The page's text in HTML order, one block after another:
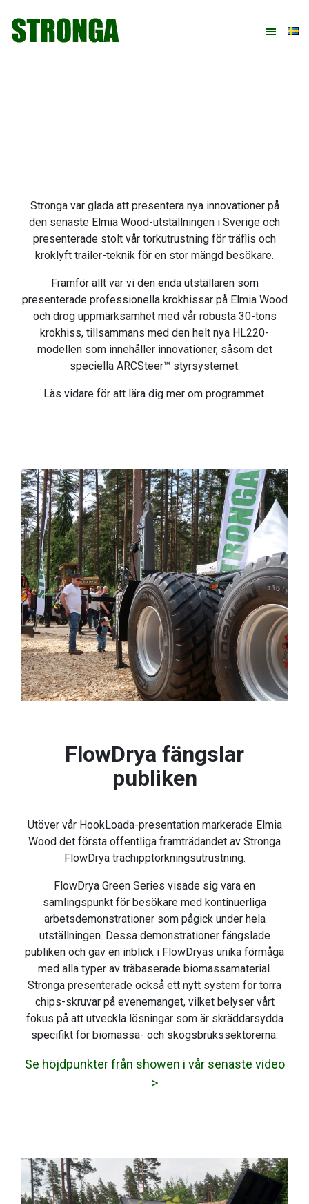
huvudnavigering
huvudinnehåll
det
sidfot
Stronga var glada att presentera nya innovationer på
den senaste Elmia Wood-utställningen i Sverige och
presenterade stolt vår torkutrustning för träflis och
kroklyft trailer-teknik för en stor mängd besökare.
Framför allt var vi den enda utställaren som
presenterade professionella krokhissar på Elmia Wood
och drog uppmärksamhet med vår robusta 30-tons
krokhiss, tillsammans med den helt nya HL220-
modellen som innehåller innovationer, såsom det
speciella ARCSteer™ styrsystemet.
Läs vidare för att lära dig mer om programmet.
FlowDrya fängslar
publiken
Utöver vår HookLoada-presentation markerade Elmia
Wood det första offentliga framträdandet av Stronga
FlowDrya trächipptorkningsutrustning.
FlowDrya Green Series visade sig vara en
samlingspunkt för besökare med kontinuerliga
arbetsdemonstrationer som pågick under hela
utställningen. Dessa demonstrationer fängslade
publiken och gav en inblick i FlowDryas unika förmåga
med alla typer av träbaserade biomassamaterial.
Stronga presenterade också ett nytt system för torra
chips-skruvar på evenemanget, vilket belyser vårt
fokus på att utveckla lösningar som är skräddarsydda
specifikt för biomassa- och skogsbrukssektorerna.
Se höjdpunkter från showen i vår senaste video
>